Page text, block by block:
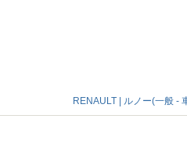
RENAULT | ルノー(一般 -